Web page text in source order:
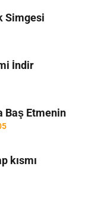
Simgesi
İndir
Baş Etmenin
kısmı